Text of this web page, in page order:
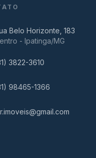
Belo Horizonte, 183
- Ipatinga/MG
3822-3610
98465-1366